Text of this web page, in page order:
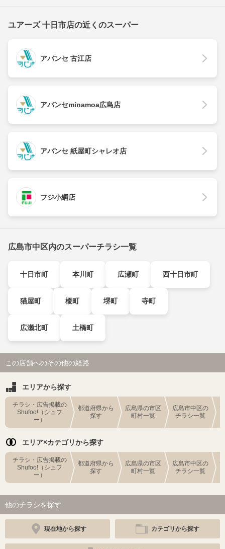
ユアーズ 十日市店の近くのスーパー
アバンセ 古江店
アバンセminamoa広島店
アバンセ 紙屋町シャレオ店
フジ小網店
広島市中区内のスーパーチラシ一覧
十日市町 本川町 広瀬町 西十日市町
猫屋町 榎町 堺町 寺町
広瀬北町 土橋町
この店舗へのその他の経路
エリアから探す
チラシ・広告掲載の
Shufoo!（シュフ
ー）
都道府県から
探す
広島県の市区
町村一覧
広島市中区の
チラシ一覧
エリア×カテゴリから探す
チラシ・広告掲載の
Shufoo!（シュフ
ー）
都道府県から
探す
広島県の市区
町村一覧
広島市中区の
チラシ一覧
他のチラシを探す
現在地から探す カテゴリから探す